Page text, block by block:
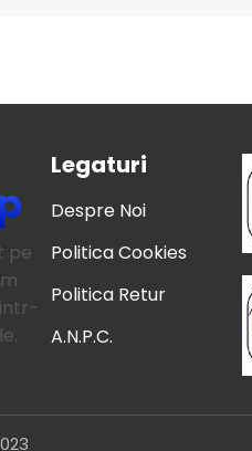
pe
Legaturi
Despre Noi
Politica Cookies
Politica Retur
A.N.P.C.